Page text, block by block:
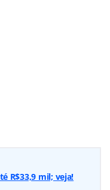
R$33,9 mil; veja!